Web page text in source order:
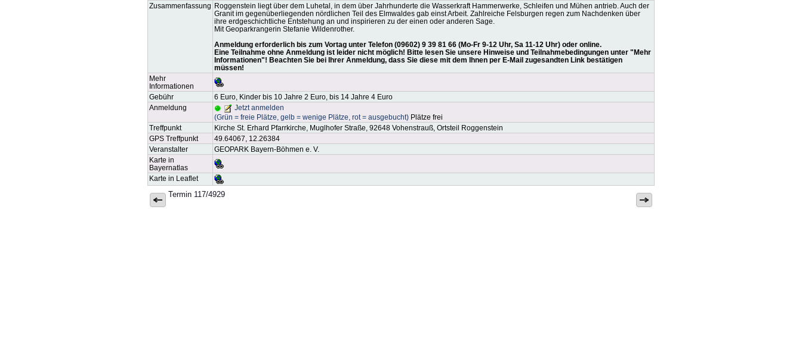
Zusammenfassung Roggenstein liegt über dem Luhetal, in dem über Jahrhunderte die Wasserkraft Hammerwerke, Schleifen und Mühen antrieb. Auch der
Granit im gegenüberliegenden nördlichen Teil des Elmwaldes gab einst Arbeit. Zahlreiche Felsburgen regen zum Nachdenken über
ihre erdgeschichtliche Entstehung an und inspirieren zu der einen oder anderen Sage.
Mit Geoparkrangerin Stefanie Wildenrother.
Anmeldung erforderlich bis zum Vortag unter Telefon (09602) 9 39 81 66 (Mo-Fr 9-12 Uhr, Sa 11-12 Uhr) oder online.
Eine Teilnahme ohne Anmeldung ist leider nicht möglich! Bitte lesen Sie unsere Hinweise und Teilnahmebedingungen unter "Mehr
Informationen"! Beachten Sie bei Ihrer Anmeldung, dass Sie diese mit dem Ihnen per E-Mail zugesandten Link bestätigen
müssen!
Mehr
Informationen
Gebühr
6 Euro, Kinder bis 10 Jahre 2 Euro, bis 14 Jahre 4 Euro
Anmeldung
Jetzt anmelden
(Grün = freie Plätze, gelb = wenige Plätze, rot = ausgebucht) Plätze frei
Treffpunkt
Kirche St. Erhard Pfarrkirche, Muglhofer Straße, 92648 Vohenstrauß, Ortsteil Roggenstein
GPS Treffpunkt
49.64067, 12.26384
Veranstalter
GEOPARK Bayern-Böhmen e. V.
Karte in
Bayernatlas
Karte in Leaflet
Termin 117/4929